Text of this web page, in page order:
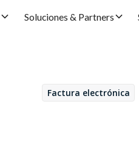
Soluciones & Partners
Factura electrónica